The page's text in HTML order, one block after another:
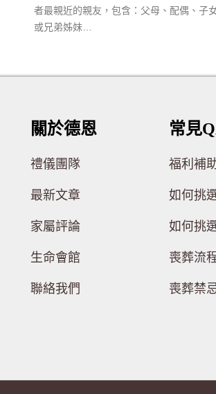
者最親近的親友，包含：父母、配偶、子
或兄弟姊妹…
關於德恩
禮儀團隊
最新文章
家屬評論
生命會館
聯絡我們
常見
福利補
如何挑
如何挑
喪葬流
喪葬禁